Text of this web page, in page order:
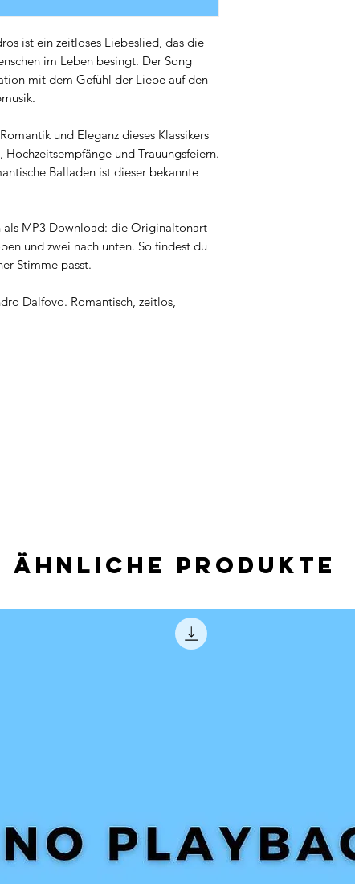
ist ein zeitloses Liebeslied, das die
im Leben besingt. Der Song
mit dem Gefühl der Liebe auf den
und Eleganz dieses Klassikers
und Trauungsfeiern.
Balladen ist dieser bekannte
als MP3 Download: die Originaltonart
und zwei nach unten. So findest du
Stimme passt.
Dalfovo. Romantisch, zeitlos,
Ähnliche Produkte